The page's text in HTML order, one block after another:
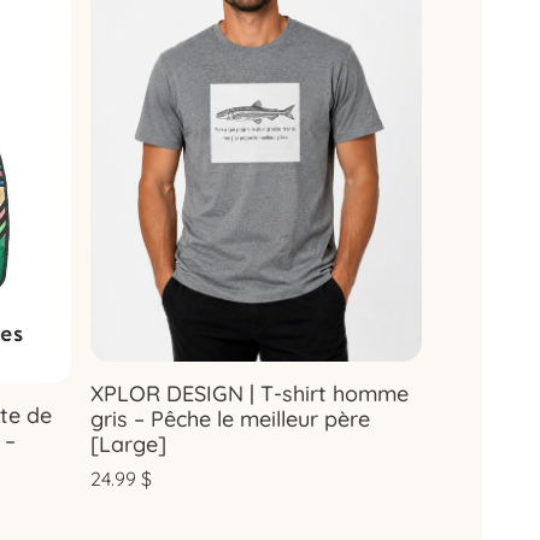
de
XPLOR DESIGN | T-shirt homme
gris – Pêche le meilleur père
[Large]
24.99 $